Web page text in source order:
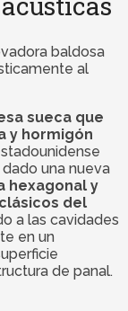
baldosa
al
sueca que
y hormigón
una nueva
hexagonal y
del
a las cavidades
en un
de panal.